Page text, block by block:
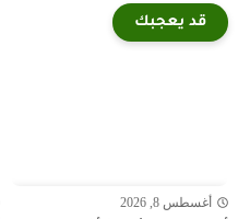
قد يعجبك
أغسطس 8, 2026